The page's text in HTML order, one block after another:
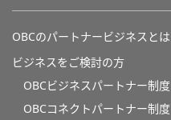
OBCのパートナービジネスとは
ビジネスをご検討の方
OBCビジネスパートナー制度
OBCコネクトパートナー制度